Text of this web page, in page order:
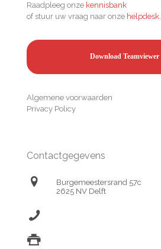
Raadpleeg onze kennisbank
of stuur uw vraag naar onze helpdesk.
Download Teamviewer
Algemene voorwaarden
Privacy Policy
Contactgegevens
Burgemeestersrand 57c
2625 NV Delft